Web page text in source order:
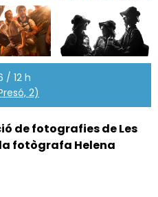
/ 12 h
2)
de fotografies de Les
la fotògrafa Helena